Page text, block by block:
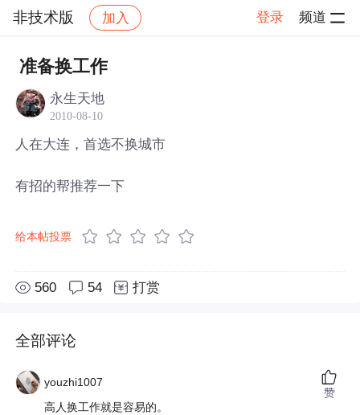
非技术版 加入 登录 频道
社区 非技术版
准备换工作
永生天地
2010-08-10
人在大连，首选不换城市
有招的帮推荐一下
给本帖投票
560 54 打赏
全部评论
youzhi1007
高人换工作就是容易的。
赞